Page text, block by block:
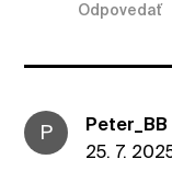
Odpovedať
P
Peter_BB
25. 7.